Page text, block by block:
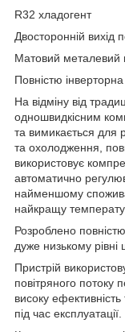
R32 хладогент
Двосторонній вихід
Матовий металевий
Повністю інверторна
На відміну від
одношвидкісним
та вимикається для
та охолодження,
використовує
автоматично
найменшому
найкращу
Розроблено
дуже низькому
Пристрій
повітряного потоку
високу
під час експлуатації.